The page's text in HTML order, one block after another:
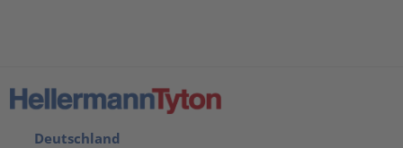
Deutschland